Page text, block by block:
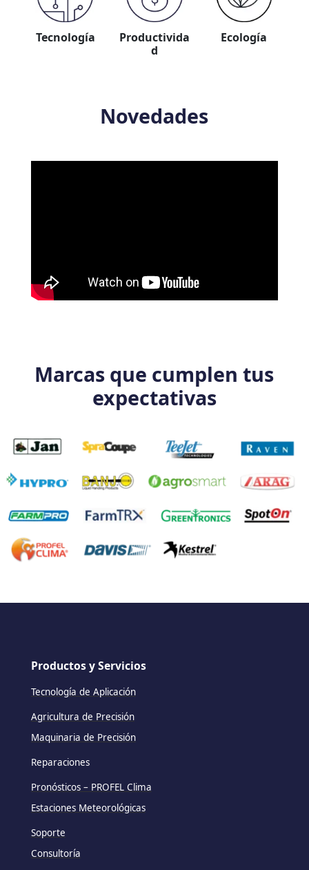
Tecnología
Productivida
d
Ecología
Novedades
Marcas que cumplen tus
expectativas
Productos y Servicios
Tecnología de Aplicación
Agricultura de Precisión
Maquinaria de Precisión
Reparaciones
Pronósticos – PROFEL Clima
Estaciones Meteorológicas
Soporte
Consultoría